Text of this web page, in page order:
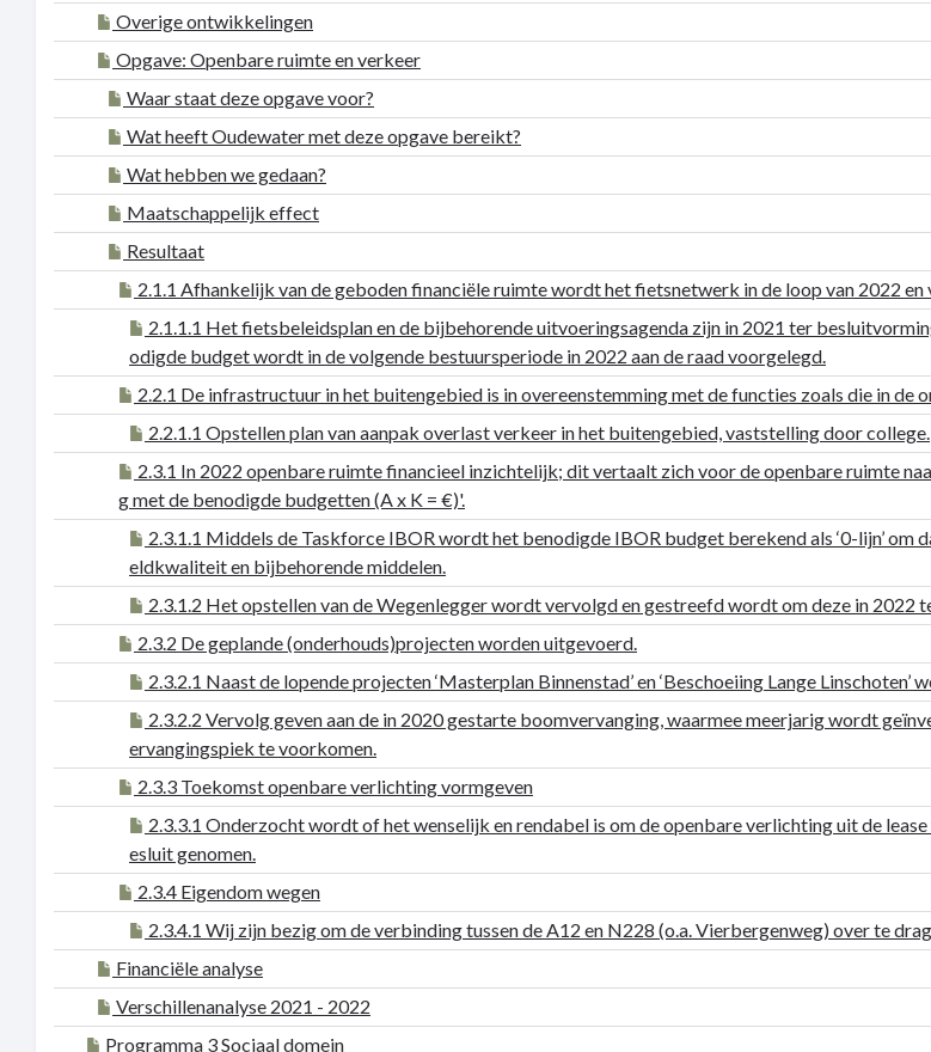
Overige ontwikkelingen
Opgave: Openbare ruimte en verkeer
Waar staat deze opgave voor?
Wat heeft Oudewater met deze opgave bereikt?
Wat hebben we gedaan?
Maatschappelijk effect
Resultaat
2.1.1 Afhankelijk van de geboden financiële ruimte wordt het fietsnetwerk in de loop van 2022
2.1.1.1 Het fietsbeleidsplan en de bijbehorende uitvoeringsagenda zijn in 2021 ter
odigde budget wordt in de volgende bestuursperiode in 2022 aan de raad voorgelegd.
2.2.1 De infrastructuur in het buitengebied is in overeenstemming met de functies zoals die in de
2.2.1.1 Opstellen plan van aanpak overlast verkeer in het buitengebied, vaststelling door college.
2.3.1 In 2022 openbare ruimte financieel inzichtelijk; dit vertaalt zich voor de openbare ruimte
g met de benodigde budgetten (A x K = €)'.
2.3.1.1 Middels de Taskforce IBOR wordt het benodigde IBOR budget berekend als ‘0-lijn’ om
eldkwaliteit en bijbehorende middelen.
2.3.1.2 Het opstellen van de Wegenlegger wordt vervolgd en gestreefd wordt om deze in 2022
2.3.2 De geplande (onderhouds)projecten worden uitgevoerd.
2.3.2.1 Naast de lopende projecten ‘Masterplan Binnenstad’ en ‘Beschoeiing Lange Linschoten’
2.3.2.2 Vervolg geven aan de in 2020 gestarte boomvervanging, waarmee meerjarig wordt
ervangingspiek te voorkomen.
2.3.3 Toekomst openbare verlichting vormgeven
2.3.3.1 Onderzocht wordt of het wenselijk en rendabel is om de openbare verlichting uit de
esluit genomen.
2.3.4 Eigendom wegen
2.3.4.1 Wij zijn bezig om de verbinding tussen de A12 en N228 (o.a. Vierbergenweg) over te
Financiële analyse
Verschillenanalyse 2021 - 2022
Programma 3 Sociaal domein